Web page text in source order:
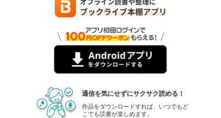
通信を気にせずにサクサク読める！
作品をダウンロードすれば、いつでもど
こでも読書が楽しめます。